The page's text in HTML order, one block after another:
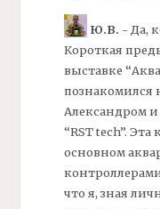
Ю.В. - Да,
Короткая
выставке
познакомился
Александром
“RST tech”.
основном
что я, зная